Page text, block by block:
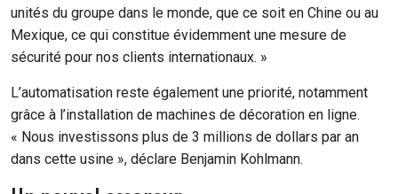
unités du groupe dans le monde, que ce soit en Chine ou au
Mexique, ce qui constitue évidemment une mesure de
sécurité pour nos clients internationaux. »
L’automatisation reste également une priorité, notamment
grâce à l’installation de machines de décoration en ligne.
« Nous investissons plus de 3 millions de dollars par an
dans cette usine », déclare Benjamin Kohlmann.